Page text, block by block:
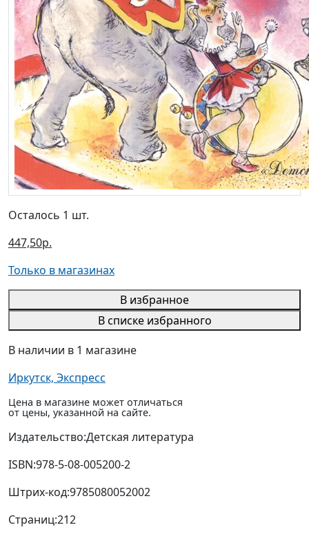
Осталось 1 шт.
447,50р.
Только в магазинах
В избранное
В списке избранного
В наличии в 1 магазине
Иркутск, Экспресс
Цена в магазине может отличаться
от цены, указанной на сайте.
Издательство:Детская литература
ISBN:978-5-08-005200-2
Штрих-код:9785080052002
Страниц:212